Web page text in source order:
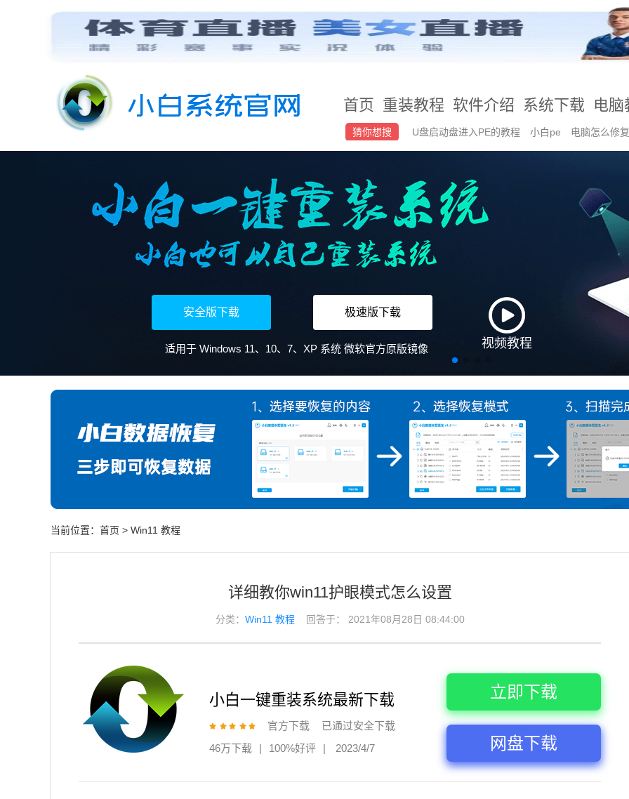
首页 重装教程 软件介绍 系统下载 电脑
猜你想搜 U盘启动盘进入PE的教程 小白pe 电脑怎么修
当前位置： 首页 > Win11 教程
详细教你win11护眼模式怎么设置
分类： Win11 教程 回答于： 2021年08月28日 08:44:00
小白一键重装系统最新下载
官方下载
已通过安全下载
46万下载
| 100%好评 | 2023/4/7
立即下载
网盘下载